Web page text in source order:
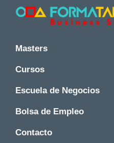
Saltar
Saltar
Saltar
principal
y
Master
en
Madrid
Formatalent
y
en
-
Formatalent
Masters
Cursos
Escuela de Negocios
Bolsa de Empleo
Contacto